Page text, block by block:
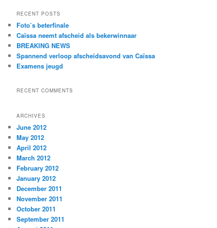
r
h
RECENT POSTS
Foto’s beterfinale
Caïssa neemt afscheid als bekerwinnaar
BREAKING NEWS
Spannend verloop afscheidsavond van Caïssa
Examens jeugd
RECENT COMMENTS
ARCHIVES
June 2012
May 2012
April 2012
March 2012
February 2012
January 2012
December 2011
November 2011
October 2011
September 2011